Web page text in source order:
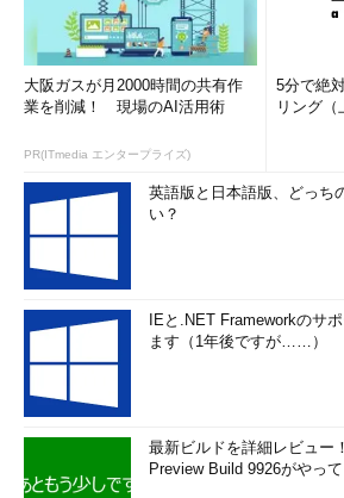
大阪ガスが月2000時間の共有作
業を削減！ 現場のAI活用術
PR(ITmedia エンタープライズ)
5分で絶
リング（
英語版と日本語版、どっち
い？
IEと.NET Frameworkのサ
ます（1年後ですが……）
最新ビルドを詳細レビュー
Preview Build 9926がやっ